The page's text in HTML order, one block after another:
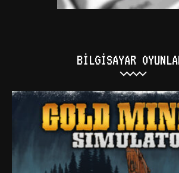
BILGISAYAR